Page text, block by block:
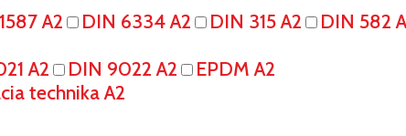
A2 DIN 6334 A2 DIN 315 A2 DIN 582
A2 DIN 9022 A2
EPDM A2
technika A2